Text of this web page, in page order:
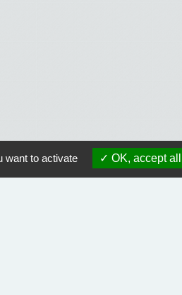
want to activate OK, accept all